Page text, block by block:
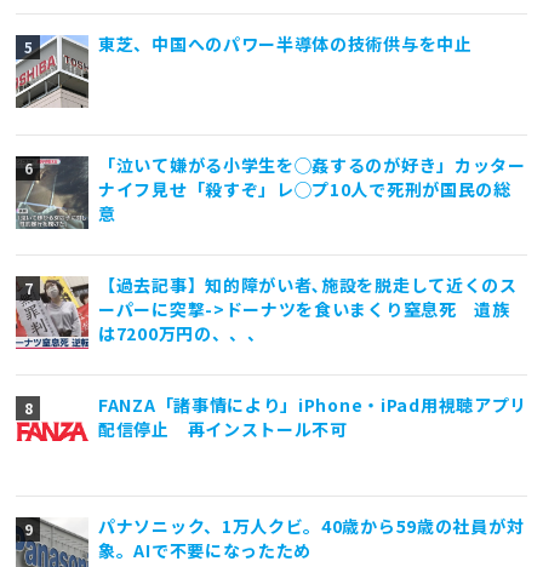
東芝、中国へのパワー半導体の技術供与を中止
「泣いて嫌がる小学生を◯姦するのが好き」カッター
ナイフ見せ「殺すぞ」レ◯プ10人で死刑が国民の総
意
【過去記事】知的障がい者､施設を脱走して近くのス
ーパーに突撃->ドーナツを食いまくり窒息死 遺族
は7200万円の、、、
FANZA「諸事情により」iPhone・iPad用視聴アプリ
配信停止 再インストール不可
パナソニック、1万人クビ。40歳から59歳の社員が対
象。AIで不要になったため